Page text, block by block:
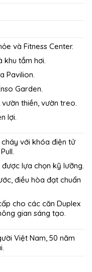
và Fitness Center.
khu tắm hơi.
Pavilion.
Garden.
thiền, vườn treo.
lợi.
với khóa điện tử
lựa chọn kỹ lưỡng.
điều hòa đạt chuẩn
cho các căn Duplex
gian sáng tạo.
Việt Nam, 50 năm